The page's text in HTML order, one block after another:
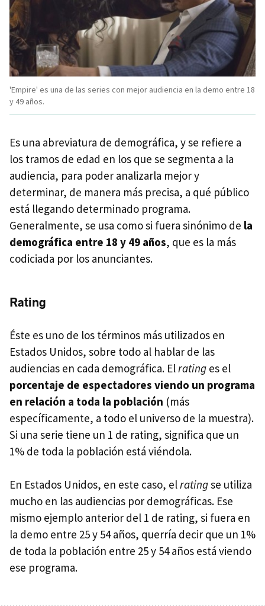
'Empire' es una de las series con mejor audiencia en la demo entre 18
y 49 años.
Es una abreviatura de demográfica, y se refiere a
los tramos de edad en los que se segmenta a la
audiencia, para poder analizarla mejor y
determinar, de manera más precisa, a qué público
está llegando determinado programa.
Generalmente, se usa como si fuera sinónimo de la
demográfica entre 18 y 49 años, que es la más
codiciada por los anunciantes.
Rating
Éste es uno de los términos más utilizados en
Estados Unidos, sobre todo al hablar de las
audiencias en cada demográfica. Elrating es el
porcentaje de espectadores viendo un programa
en relación a toda la población (más
específicamente, a todo el universo de la muestra).
Si una serie tiene un 1 de rating, significa que un
1% de toda la población está viéndola.
En Estados Unidos, en este caso, elratingse utiliza
mucho en las audiencias por demográficas. Ese
mismo ejemplo anterior del 1 de rating, si fuera en
la demo entre 25 y 54 años, querría decir que un 1%
de toda la población entre 25 y 54 años está viendo
ese programa.